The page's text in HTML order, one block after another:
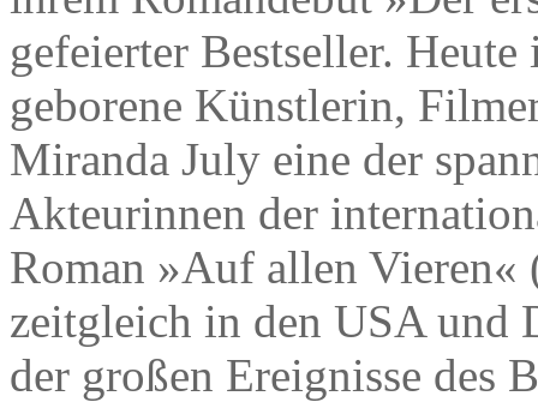
gefeierter Bestseller.
geborene Künstlerin,
Miranda July eine der
Akteurinnen der
Roman »Auf allen
zeitgleich in den USA und
der großen Ereignisse des